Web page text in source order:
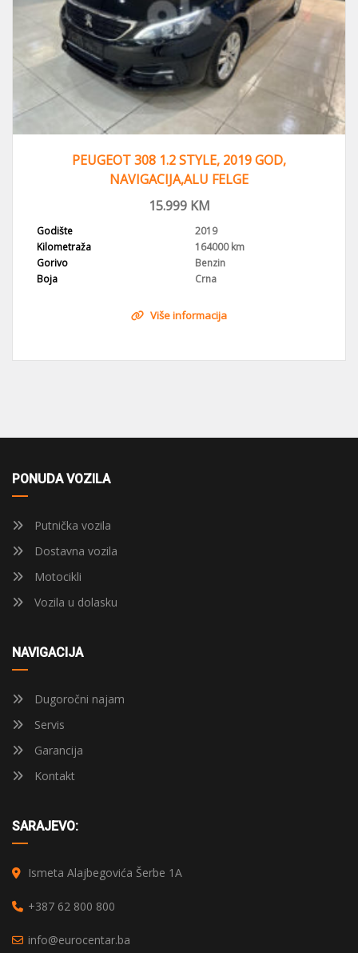
PEUGEOT 308 1.2 STYLE, 2019 GOD,
NAVIGACIJA,ALU FELGE
15.999KM
Godište
2019
Kilometraža
164000 km
Gorivo
Benzin
Boja
Crna
Više informacija
PONUDA VOZILA
Putnička vozila
Dostavna vozila
Motocikli
Vozila u dolasku
NAVIGACIJA
Dugoročni najam
Servis
Garancija
Kontakt
SARAJEVO:
Ismeta Alajbegovića Šerbe 1A
+387 62 800 800
info@eurocentar.ba